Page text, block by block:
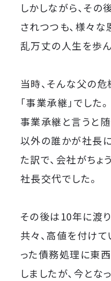
しかしながら、そ
されつつも、様々
乱万丈の人生を歩ん
当時、そんな父の
「事業承継」でした。
事業承継と言うと
以外の誰かが社長
た訳で、会社がちょ
社長交代でした。
その後は10年に渡り
共々、高値を付け
った債務処理に東
しましたが、今とな